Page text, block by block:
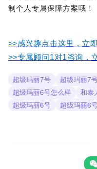
制个人专属保障方案哦！
>>感兴趣点击这里，立
>>专属顾问1对1咨询，
超级玛丽7号
超级玛丽7
超级玛丽6号怎么样
和泰
超级玛丽6号
超级玛丽6